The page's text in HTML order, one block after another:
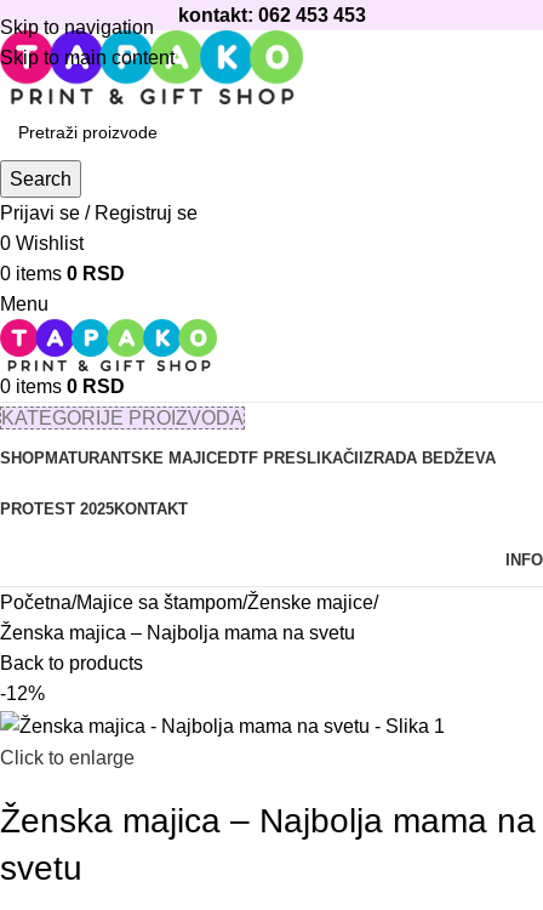
Skip to navigation
Skip to main content
kontakt: 062 453 453
Search
Prijavi se / Registruj se
0 Wishlist
0 items 0 RSD
Menu
0 items 0 RSD
KATEGORIJE PROIZVODA
SHOPMATURANTSKE MAJICEDTF PRESLIKAČI IZRADA BEDŽEVA
PROTEST 2025KONTAKT
INFO
Početna Majice sa štampom Ženske majice
Ženska majica – Najbolja mama na svetu
Back to products
-12%
Click to enlarge
Ženska majica – Najbolja mama na
svetu